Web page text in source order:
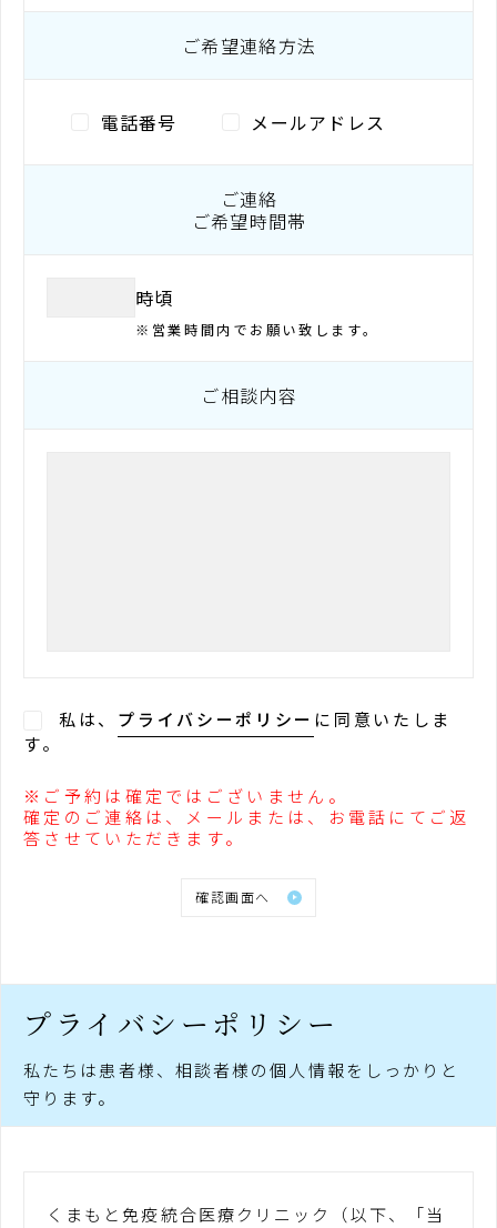
ご希望連絡方法
電話番号 メールアドレス
ご連絡
ご希望時間帯
時頃
※営業時間内でお願い致します。
ご相談内容
私は、 プライバシーポリシー に同意いたしま
す。
※ご予約は確定ではございません。
確定のご連絡は、メールまたは、お電話にてご返
答させていただきます。
確認画面へ
プライバシーポリシー
私たちは患者様、相談者様の個人情報をしっかりと
守ります。
くまもと免疫統合医療クリニック（以下、「当